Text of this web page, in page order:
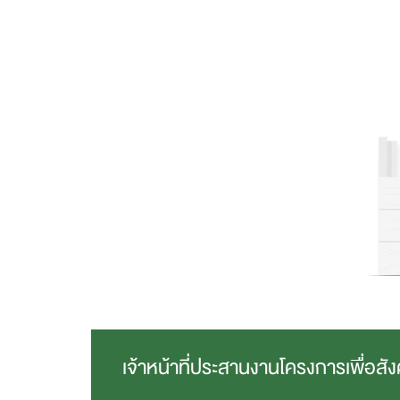
เจ้าหน้าที่ประสานงานโครงการเพื่อสั